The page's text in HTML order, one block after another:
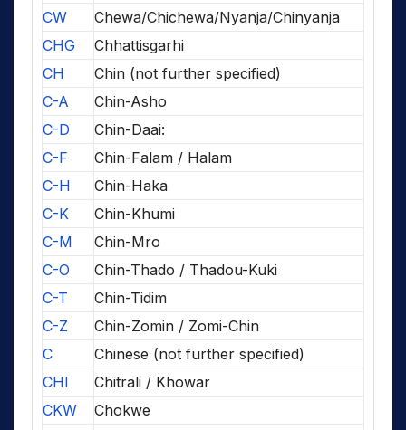
CW
Chewa/Chichewa/Nyanja/Chinyanja
CHG
Chhattisgarhi
CH
Chin (not further specified)
C-A
Chin-Asho
C-D
Chin-Daai:
C-F
Chin-Falam / Halam
C-H
Chin-Haka
C-K
Chin-Khumi
C-M
Chin-Mro
C-O
Chin-Thado / Thadou-Kuki
C-T
Chin-Tidim
C-Z
Chin-Zomin / Zomi-Chin
C
Chinese (not further specified)
CHI
Chitrali / Khowar
CKW
Chokwe